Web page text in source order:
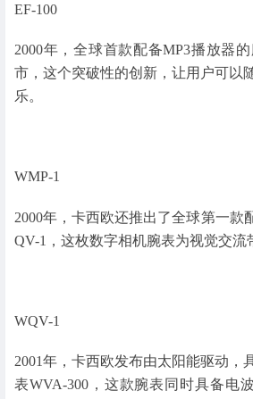
EF-100
2000年，全球首款配备MP3播放器
市，这个突破性的创新，让用户可以
乐。
WMP-1
2000年，卡西欧还推出了全球第一款
QV-1，这枚数字相机腕表为视觉交流
WQV-1
2001年，卡西欧发布由太阳能驱动，
表WVA-300，这款腕表同时具备电